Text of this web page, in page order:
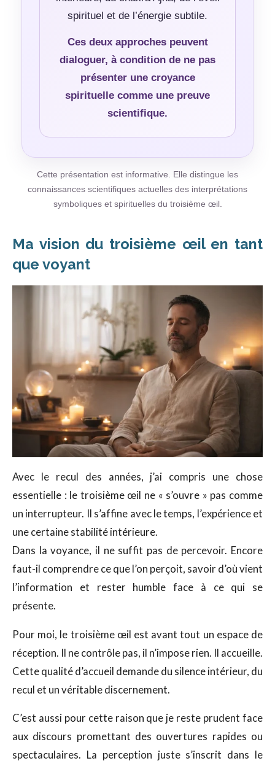
spirituel et de l’énergie subtile.
Ces deux approches peuvent
dialoguer, à condition de ne pas
présenter une croyance
spirituelle comme une preuve
scientifique.
Cette présentation est informative. Elle distingue les
connaissances scientifiques actuelles des interprétations
symboliques et spirituelles du troisième œil.
Ma vision du troisième œil en tant
que voyant
Avec le recul des années, j’ai compris une chose
essentielle : le troisième œil ne « s’ouvre » pas comme
un interrupteur. Il s’affine avec le temps, l’expérience et
une certaine stabilité intérieure.
Dans la voyance, il ne suffit pas de percevoir. Encore
faut-il comprendre ce que l’on perçoit, savoir d’où vient
l’information et rester humble face à ce qui se
présente.
Pour moi, le troisième œil est avant tout un espace de
réception. Il ne contrôle pas, il n’impose rien. Il accueille.
Cette qualité d’accueil demande du silence intérieur, du
recul et un véritable discernement.
C’est aussi pour cette raison que je reste prudent face
aux discours promettant des ouvertures rapides ou
spectaculaires. La perception juste s’inscrit dans le